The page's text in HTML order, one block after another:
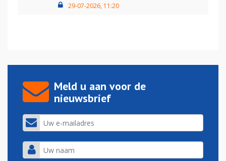
29-07-2026, 11:20
Meld u aan voor de
nieuwsbrief